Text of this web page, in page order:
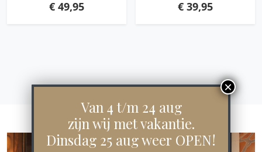
€49,95 € 39,95
Van 4 t/m 24 aug
zijn wij met vakantie.
Dinsdag 25 aug weer OPEN!